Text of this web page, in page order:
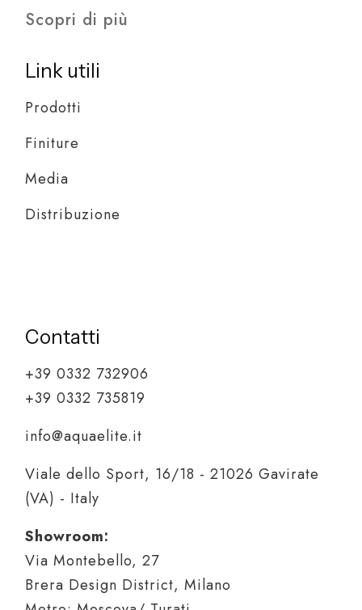
Scopri di più
Link utili
Prodotti
Finiture
Media
Distribuzione
Contatti
+39 0332 732906
+39 0332 735819
info@aquaelite.it
Viale dello Sport, 16/18 - 21026 Gavirate
(VA) - Italy
Showroom:
Via Montebello, 27
Brera Design District, Milano